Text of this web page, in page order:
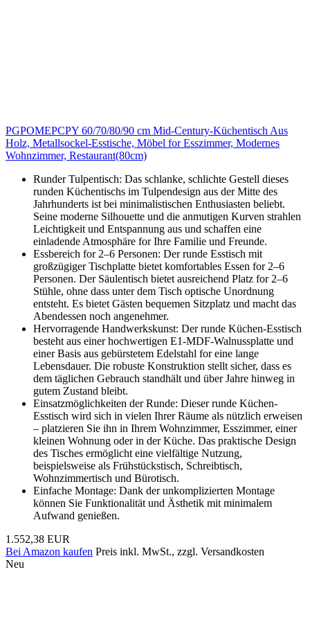
PGPOMEPCPY 60/70/80/90 cm Mid-Century-Küchentisch Aus
Holz, Metallsockel-Esstische, Möbel for Esszimmer, Modernes
Wohnzimmer, Restaurant(80cm)
Runder Tulpentisch: Das schlanke, schlichte Gestell dieses
runden Küchentischs im Tulpendesign aus der Mitte des
Jahrhunderts ist bei minimalistischen Enthusiasten beliebt.
Seine moderne Silhouette und die anmutigen Kurven strahlen
Leichtigkeit und Entspannung aus und schaffen eine
einladende Atmosphäre for Ihre Familie und Freunde.
Essbereich for 2–6 Personen: Der runde Esstisch mit
großzügiger Tischplatte bietet komfortables Essen for 2–6
Personen. Der Säulentisch bietet ausreichend Platz for 2–6
Stühle, ohne dass unter dem Tisch optische Unordnung
entsteht. Es bietet Gästen bequemen Sitzplatz und macht das
Abendessen noch angenehmer.
Hervorragende Handwerkskunst: Der runde Küchen-Esstisch
besteht aus einer hochwertigen E1-MDF-Walnussplatte und
einer Basis aus gebürstetem Edelstahl for eine lange
Lebensdauer. Die robuste Konstruktion stellt sicher, dass es
dem täglichen Gebrauch standhält und über Jahre hinweg in
gutem Zustand bleibt.
Einsatzmöglichkeiten der Runde: Dieser runde Küchen-
Esstisch wird sich in vielen Ihrer Räume als nützlich erweisen
– platzieren Sie ihn in Ihrem Wohnzimmer, Esszimmer, einer
kleinen Wohnung oder in der Küche. Das praktische Design
des Tisches ermöglicht eine vielfältige Nutzung,
beispielsweise als Frühstückstisch, Schreibtisch,
Wohnzimmertisch und Bürotisch.
Einfache Montage: Dank der unkomplizierten Montage
können Sie Funktionalität und Ästhetik mit minimalem
Aufwand genießen.
1.552,38 EUR
Bei Amazon kaufen Preis inkl. MwSt., zzgl. Versandkosten
Neu